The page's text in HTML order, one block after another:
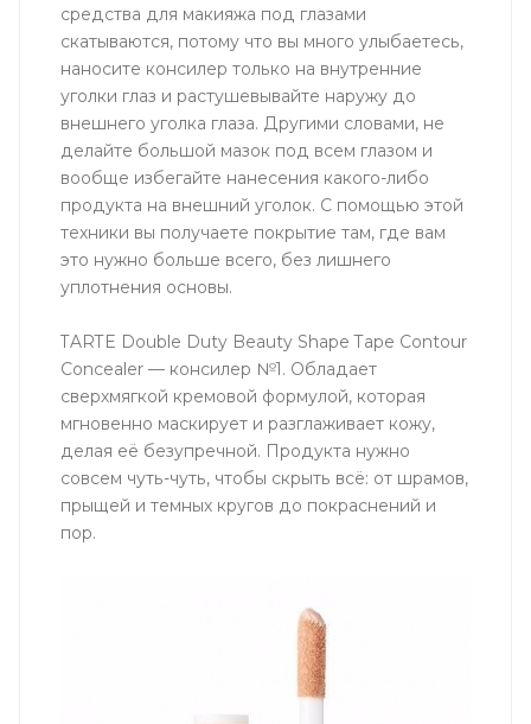
средства для макияжа под глазами
скатываются, потому что вы много улыбаетесь,
наносите консилер только на внутренние
уголки глаз и растушевывайте наружу до
внешнего уголка глаза. Другими словами, не
делайте большой мазок под всем глазом и
вообще избегайте нанесения какого-либо
продукта на внешний уголок. С помощью этой
техники вы получаете покрытие там, где вам
это нужно больше всего, без лишнего
уплотнения основы.
TARTE Double Duty Beauty Shape Tape Contour
Concealer — консилер №1. Обладает
сверхмягкой кремовой формулой, которая
мгновенно маскирует и разглаживает кожу,
делая её безупречной. Продукта нужно
совсем чуть-чуть, чтобы скрыть всё: от шрамов,
прыщей и темных кругов до покраснений и
пор.